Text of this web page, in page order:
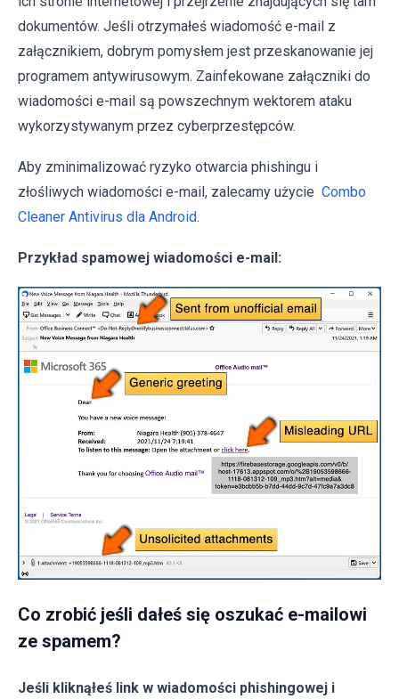
dokumentów. Jeśli otrzymałeś wiadomość e-mail z
załącznikiem, dobrym pomysłem jest przeskanowanie jej
programem antywirusowym. Zainfekowane załączniki do
wiadomości e-mail są powszechnym wektorem ataku
wykorzystywanym przez cyberprzestępców.
Aby zminimalizować ryzyko otwarcia phishingu i
złośliwych wiadomości e-mail, zalecamy użycie Combo
Cleaner Antivirus dla Android.
Przykład spamowej wiadomości e-mail:
Co zrobić jeśli dałeś się oszukać e-mailowi
ze spamem?
Jeśli kliknąłeś link w wiadomości phishingowej i